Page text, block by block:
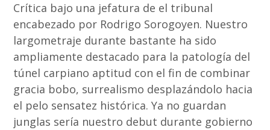
Crítica bajo una jefatura de el tribunal
encabezado por Rodrigo Sorogoyen. Nuestro
largometraje durante bastante ha sido
ampliamente destacado para la patologí­a del
túnel carpiano aptitud con el fin de combinar
gracia bobo, surrealismo desplazándolo hacia
el pelo sensatez histórica. Ya no guardan
junglas serí­a nuestro debut durante gobierno